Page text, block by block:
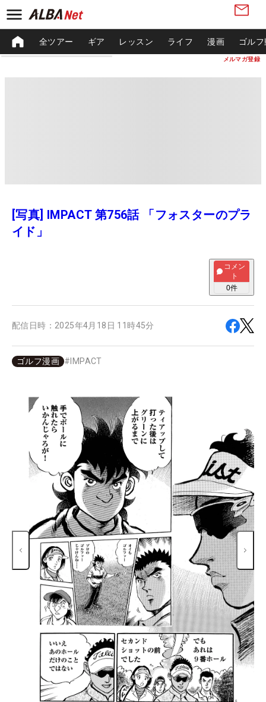
メルマガ登録
全ツアー ギア レッスン ライフ 漫画 ゴル
[写真] IMPACT 第756話 「フォスターのプラ
イド」
コメン
ト
0件
配信日時： 2025年4月18日 11時45分
ゴルフ漫画 # IMPACT